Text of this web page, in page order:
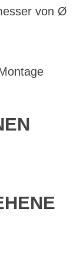
von Ø